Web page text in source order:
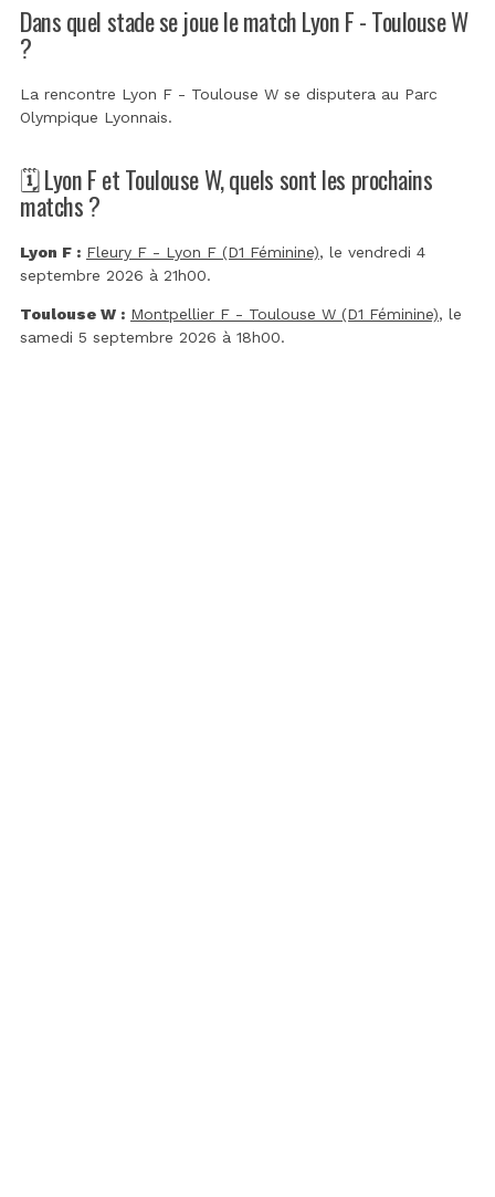
Dans quel stade se joue le match Lyon F - Toulouse W
?
La rencontre Lyon F - Toulouse W se disputera au Parc
Olympique Lyonnais.
🗓️ Lyon F et Toulouse W, quels sont les prochains
matchs ?
Lyon F : Fleury F - Lyon F (D1 Féminine), le vendredi 4
septembre 2026 à 21h00.
Toulouse W : Montpellier F - Toulouse W (D1 Féminine), le
samedi 5 septembre 2026 à 18h00.